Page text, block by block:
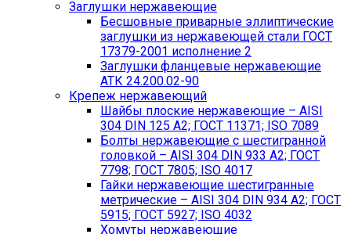
Заглушки нержавеющие
Бесшовные приварные эллиптические
заглушки из нержавеющей стали ГОСТ
17379-2001 исполнение 2
Заглушки фланцевые нержавеющие
АТК 24.200.02-90
Крепеж нержавеющий
Шайбы плоские нержавеющие – AISI
304 DIN 125 A2; ГОСТ 11371; ISO 7089
Болты нержавеющие с шестигранной
головкой – AISI 304 DIN 933 A2; ГОСТ
7798; ГОСТ 7805; ISO 4017
Гайки нержавеющие шестигранные
метрические – AISI 304 DIN 934 А2; ГОСТ
5915; ГОСТ 5927; ISO 4032
Хомуты нержавеющие